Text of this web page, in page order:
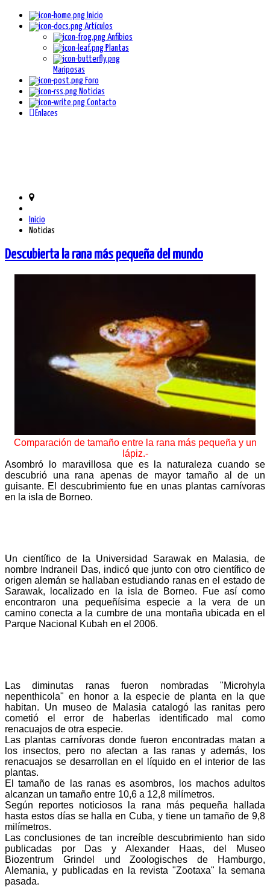
Inicio
Artículos
Anfibios
Plantas
Mariposas
Foro
Noticias
Contacto
Enlaces
Inicio
Noticias
Descubierta la rana más pequeña del mundo
Comparación de tamaño entre la rana más pequeña y un
lápiz.-
Asombró lo maravillosa que es la naturaleza cuando se
descubrió una rana apenas de mayor tamaño al de un
guisante. El descubrimiento fue en unas plantas carnívoras
en la isla de Borneo.
Un científico de la Universidad Sarawak en Malasia, de
nombre Indraneil Das, indicó que junto con otro científico de
origen alemán se hallaban estudiando ranas en el estado de
Sarawak, localizado en la isla de Borneo. Fue así como
encontraron una pequeñísima especie a la vera de un
camino conecta a la cumbre de una montaña ubicada en el
Parque Nacional Kubah en el 2006.
Las diminutas ranas fueron nombradas "Microhyla
nepenthicola" en honor a la especie de planta en la que
habitan. Un museo de Malasia catalogó las ranitas pero
cometió el error de haberlas identificado mal como
renacuajos de otra especie.
Las plantas carnívoras donde fueron encontradas matan a
los insectos, pero no afectan a las ranas y además, los
renacuajos se desarrollan en el líquido en el interior de las
plantas.
El tamaño de las ranas es asombros, los machos adultos
alcanzan un tamaño entre 10,6 a 12,8 milímetros.
Según reportes noticiosos la rana más pequeña hallada
hasta estos días se halla en Cuba, y tiene un tamaño de 9,8
milímetros.
Las conclusiones de tan increíble descubrimiento han sido
publicadas por Das y Alexander Haas, del Museo
Biozentrum Grindel und Zoologisches de Hamburgo,
Alemania, y publicadas en la revista "Zootaxa" la semana
pasada.